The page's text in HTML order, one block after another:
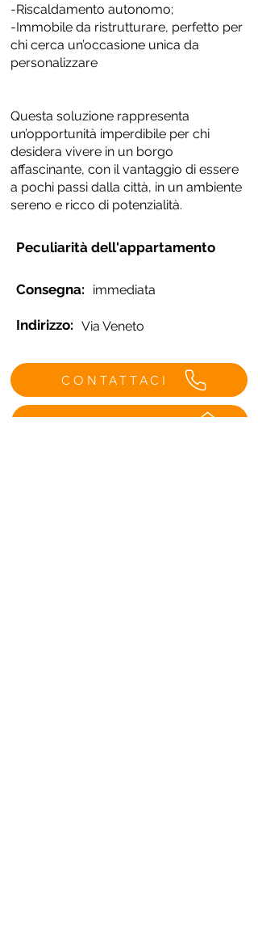
-Riscaldamento autonomo;
-Immobile da ristrutturare, perfetto per
chi cerca un’occasione unica da
personalizzare
Questa soluzione rappresenta
un’opportunità imperdibile per chi
desidera vivere in un borgo
affascinante, con il vantaggio di essere
a pochi passi dalla città, in un ambiente
sereno e ricco di potenzialità.
Peculiarità dell'appartamento
Via Veneto
immediata
Consegna:
Indirizzo:
CONTATTACI
VISITA LA CASA